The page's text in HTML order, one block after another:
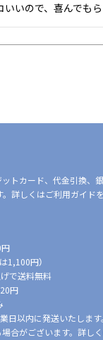
いので、喜んでもら
トカード、代金引換、
詳しくはご利用ガイド
1,100円）
で送料無料
円
日以内に発送いたしま
合がございます。詳し